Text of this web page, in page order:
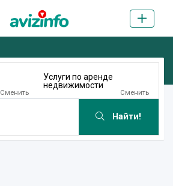
Сменить
Услуги по аренде
недвижимости
Сменить
Найти!